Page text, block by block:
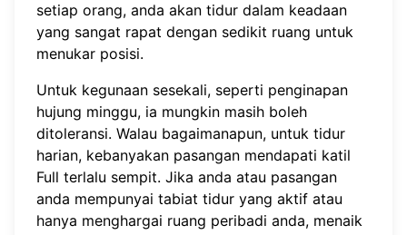
setiap orang, anda akan tidur dalam keadaan
yang sangat rapat dengan sedikit ruang untuk
menukar posisi.
Untuk kegunaan sesekali, seperti penginapan
hujung minggu, ia mungkin masih boleh
ditoleransi. Walau bagaimanapun, untuk tidur
harian, kebanyakan pasangan mendapati katil
Full terlalu sempit. Jika anda atau pasangan
anda mempunyai tabiat tidur yang aktif atau
hanya menghargai ruang peribadi anda, menaik